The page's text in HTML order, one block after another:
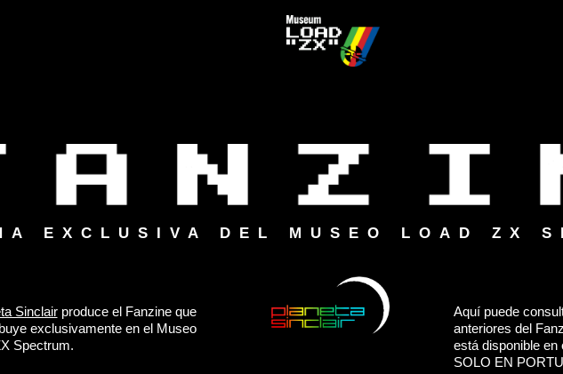
EXCLUSIVA DEL MUSEO LOAD ZX
Sinclairproduce el Fanzine que
exclusivamente en el Museo
Spectrum.
Aquí puede
anteriores del
está disponible en
SOLO EN